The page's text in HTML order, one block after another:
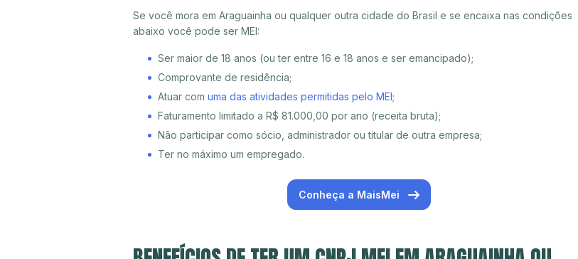
Se você mora em Araguainha ou qualquer outra cidade do Brasil e se encaixa nas condições
abaixo você pode ser MEI:
Ser maior de 18 anos (ou ter entre 16 e 18 anos e ser emancipado);
Comprovante de residência;
Atuar com uma das atividades permitidas pelo MEI;
Faturamento limitado a R$ 81.000,00 por ano (receita bruta);
Não participar como sócio, administrador ou titular de outra empresa;
Ter no máximo um empregado.
Conheça a MaisMei